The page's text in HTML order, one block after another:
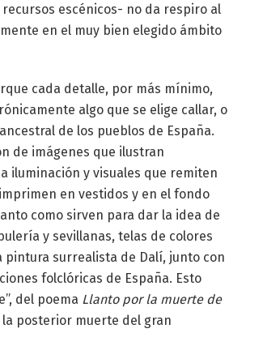
escénicos- no da respiro al
en el muy bien elegido ámbito
cada detalle, por más mínimo,
algo que se elige callar, o
de los pueblos de España.
de imágenes que ilustran
iluminación y visuales que remiten
en vestidos y en el fondo
como sirven para dar la idea de
y sevillanas, telas de colores
pintura surrealista de Dalí, junto con
folclóricas de España. Esto
del poema Llanto por la muerte de
posterior muerte del gran